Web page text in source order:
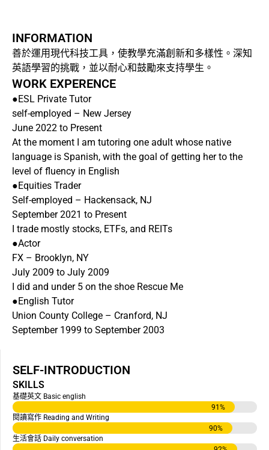
INFORMATION
善於運用現代科技工具，使教學充滿創新和多樣性。深知
英語學習的挑戰，並以耐心和鼓勵來支持學生。
WORK EXPERENCE
●ESL Private Tutor
self-employed – New Jersey
June 2022 to Present
At the moment I am tutoring one adult whose native
language is Spanish, with the goal of getting her to the
level of fluency in English
●Equities Trader
Self-employed – Hackensack, NJ
September 2021 to Present
I trade mostly stocks, ETFs, and REITs
●Actor
FX – Brooklyn, NY
July 2009 to July 2009
I did and under 5 on the shoe Rescue Me
●English Tutor
Union County College – Cranford, NJ
September 1999 to September 2003
SELF-INTRODUCTION
SKILLS
基礎英文 Basic english
91%
閱讀寫作 Reading and Writing
90%
生活會話 Daily conversation